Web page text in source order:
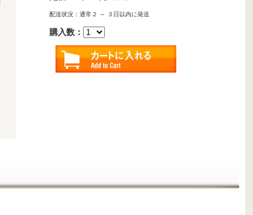
配送状況：通常２ ～ ３日以内に発送
購入数：